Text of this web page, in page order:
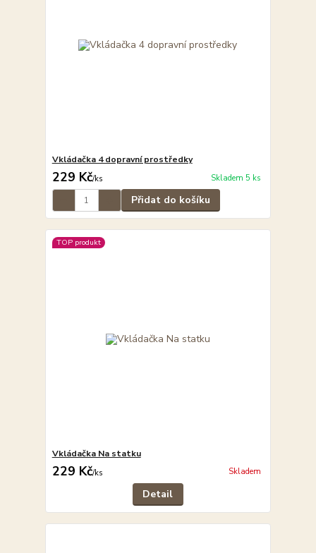
Vkládačka 4 dopravní prostředky
229 Kč/ks Skladem 5 ks
Přidat do košíku
TOP produkt
Vkládačka Na statku
229 Kč/ks Skladem
Detail